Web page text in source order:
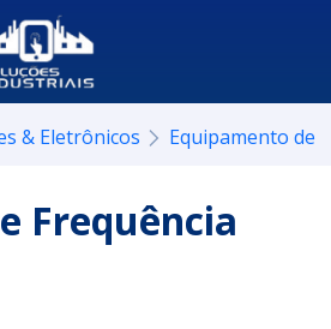
& Eletrônicos Equipamento de
Frequência